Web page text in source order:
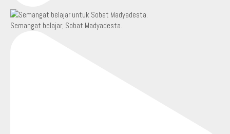
Semangat belajar, Sobat Madyadesta.